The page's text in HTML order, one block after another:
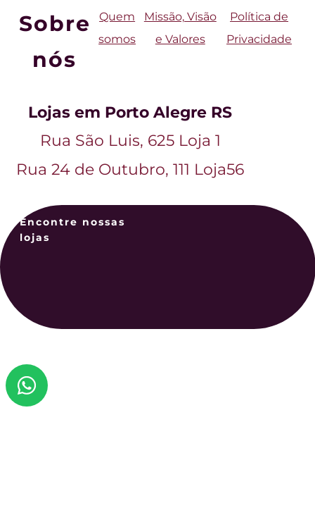
Sobre
nós
Quem
somos
Missão, Visão
e Valores
Política de
Privacidade
Lojas em Porto Alegre RS
Rua São Luis, 625 Loja 1
Rua 24 de Outubro, 111 Loja56
Encontre nossas
lojas